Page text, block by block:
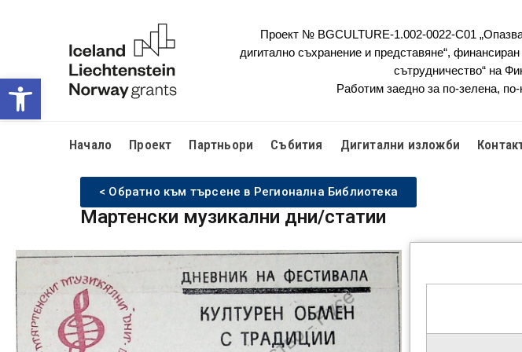
Open toolbar
Проект № BGCULTURE-1.002-0022-C01
дигитално съхранение и представяне“,
сътрудничество“ на
Работим заедно за по-зелена,
Начало Проект Партньори Събития Дигитални изложби
< Обратно към търсене в Регионална Библиотека
Мартенски музикални дни/статии